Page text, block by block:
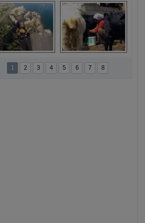
açıklaması
Kırmızıgül’ün
filmine başkan
Mehmet Türe’den
sansür!
paraşütüne ilgi
artıyor
Hatice Gelin
belgeseli
1 2 3 4 5 6 7 8